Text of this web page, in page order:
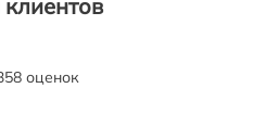
оценок